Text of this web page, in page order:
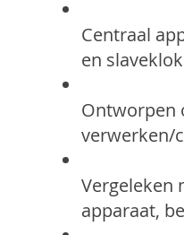
Centraal
en
Ontworpen
verwerken/
Vergeleken
apparaat,